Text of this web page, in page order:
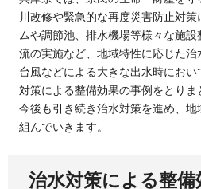
川改修や緊急的な再度災害防止対
ムや調節池、排水機場等様々な施
流の実施など、地域特性に応じた治
台風などによる大きな出水時にお
対策による整備効果の事例をとりま
今後も引き続き治水対策を進め、
組んでいきます。
治水対策による整備